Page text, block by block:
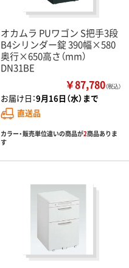
オカムラ PUワゴン S把手3段
B4シリンダー錠 390幅×580
奥行×650高さ（mm）
DN31BE
￥87,780（税込）
お届け日：9月16日（水）まで
直送品
カラー・販売単位違いの商品が2商品ありま
す